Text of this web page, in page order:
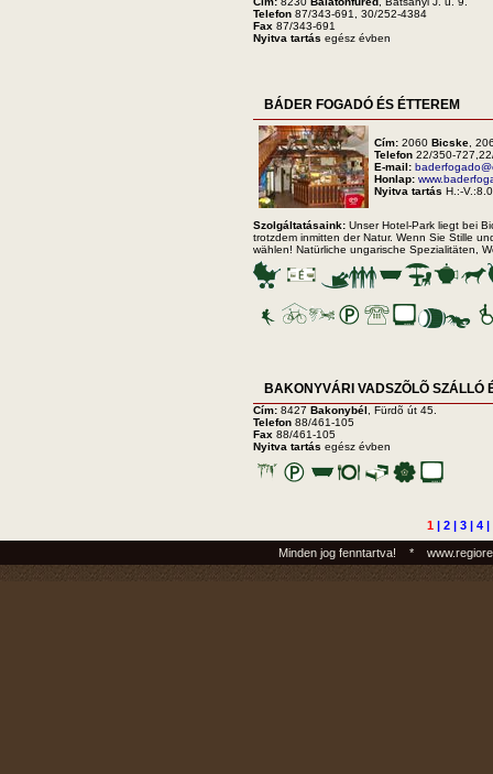
Telefon 87/343-691, 30/252-4384
Fax 87/343-691
Nyitva tartás egész évben
BÁDER FOGADÓ ÉS ÉTTEREM
Cím: 2060 Bicske,
Telefon 22/350-
E-mail:
Honlap:
Nyitva tartás H.:-
Szolgáltatásaink: Unser Hotel-Park liegt bei
trotzdem inmitten der Natur. Wenn Sie Stille
wählen! Natürliche ungarische Spezialitäten,
BAKONYVÁRI VADSZÕLÕ SZÁLLÓ
Cím: 8427 Bakonybél, Fürdõ út 45.
Telefon 88/461-105
Fax 88/461-105
Nyitva tartás egész évben
1 2 3 4
Minden jog fenntartva! *